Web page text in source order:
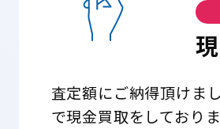
査定額にご納得頂けま
で現金買取をしておりま